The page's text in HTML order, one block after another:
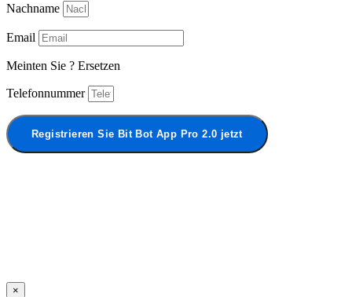
Nachname
Email
Meinten Sie ? Ersetzen
Telefonnummer
Registrieren Sie Bit Bot App Pro 2.0 jetzt
×